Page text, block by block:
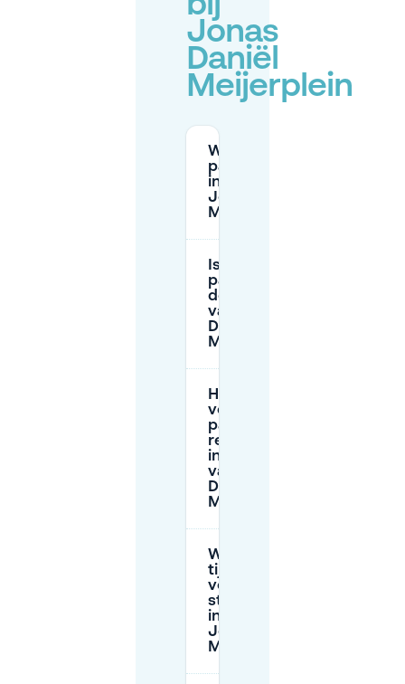
Jonas
Daniël
Meijerplein
Wat zijn de
parkeertarieven
in de buurt van
Jonas Daniël
Meijerplein?
Is er gratis
parkeren in
de buurt
van Jonas
Daniël
Meijerplein?
Hoe kan ik
vooraf
parkeren
reserveren
in de buurt
van Jonas
Daniël
Meijerplein?
Wat zijn de
tijdslimieten
voor
straatparkeren
in de buurt van
Jonas Daniël
Meijerplein?